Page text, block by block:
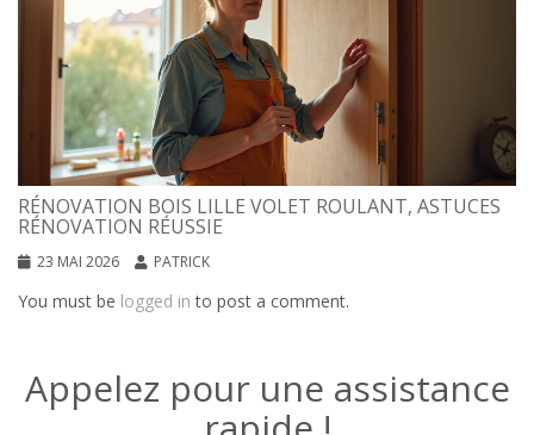
RÉNOVATION BOIS LILLE VOLET ROULANT, ASTUCES
RÉNOVATION RÉUSSIE
23 MAI 2026 PATRICK
You must be logged in to post a comment.
Appelez pour une assistance